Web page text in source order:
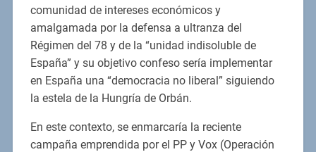
comunidad de intereses económicos y
amalgamada por la defensa a ultranza del
Régimen del 78 y de la “unidad indisoluble de
España” y su objetivo confeso sería implementar
en España una “democracia no liberal” siguiendo
la estela de la Hungría de Orbán.
En este contexto, se enmarcaría la reciente
campaña emprendida por el PP y Vox (Operación